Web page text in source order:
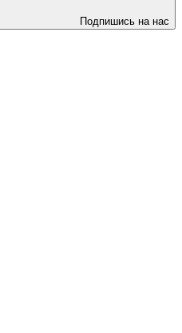
Подпишись на нас